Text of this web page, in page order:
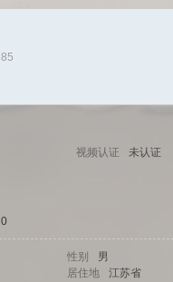
视频认证 未认证
性别
男
居住地
江苏省